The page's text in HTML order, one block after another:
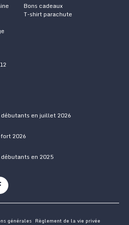
Bons cadeaux
T-shirt parachute
en juillet 2026
2026
en 2025
générales Règlement de la vie privée